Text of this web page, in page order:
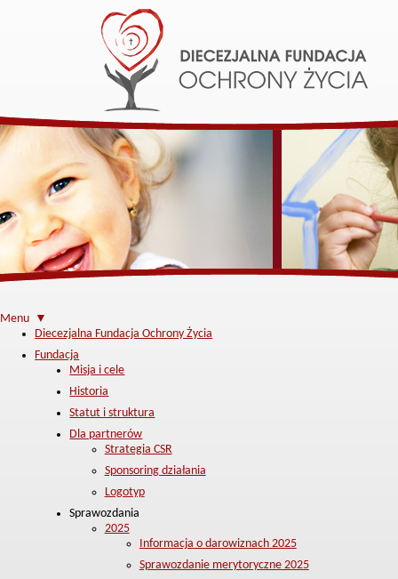
Menu ▼
Diecezjalna Fundacja Ochrony Życia
Fundacja
Misja i cele
Historia
Statut i struktura
Dla partnerów
Strategia CSR
Sponsoring działania
Logotyp
Sprawozdania
2025
Informacja o darowiznach 2025
Sprawozdanie merytoryczne 2025